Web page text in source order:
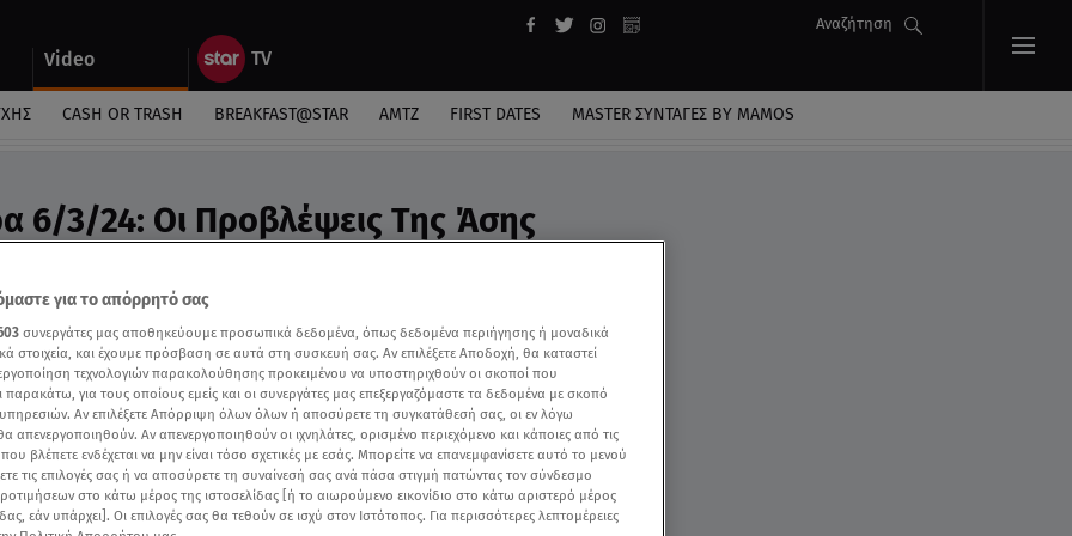
Video
Αναζήτηση
CASH OR TRASH BREAKFAST@STAR ΑΜΤΖ FIRST DATES MASTER ΣΥΝΤΑΓΈΣ BY MAMOS
6/3/24: Οι Προβλέψεις Της Άσης
της Άσης Μπήλιου στο Breakfast@Star
για το απόρρητό σας
συνεργάτες μας αποθηκεύουμε προσωπικά δεδομένα, όπως δεδομένα περιήγησης ή μοναδικά
στοιχεία, και έχουμε πρόσβαση σε αυτά στη συσκευή σας. Αν επιλέξετε Αποδοχή, θα καταστεί
τεχνολογιών παρακολούθησης προκειμένου να υποστηριχθούν οι σκοποί που
παρακάτω, για τους οποίους εμείς και οι συνεργάτες μας επεξεργαζόμαστε τα δεδομένα με σκοπό
Αν επιλέξετε Απόρριψη όλων όλων ή αποσύρετε τη συγκατάθεσή σας, οι εν λόγω
απενεργοποιηθούν. Αν απενεργοποιηθούν οι ιχνηλάτες, ορισμένο περιεχόμενο και κάποιες από τις
βλέπετε ενδέχεται να μην είναι τόσο σχετικές με εσάς. Μπορείτε να επανεμφανίσετε αυτό το μενού
τις επιλογές σας ή να αποσύρετε τη συναίνεσή σας ανά πάσα στιγμή πατώντας τον σύνδεσμο
στο κάτω μέρος της ιστοσελίδας [ή το αιωρούμενο εικονίδιο στο κάτω αριστερό μέρος
εάν υπάρχει]. Οι επιλογές σας θα τεθούν σε ισχύ στον Ιστότοπος. Για περισσότερες λεπτομέρειες